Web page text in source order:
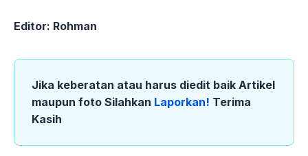
Editor: Rohman
Jika keberatan atau harus diedit baik Artikel
maupun foto Silahkan Laporkan! Terima
Kasih